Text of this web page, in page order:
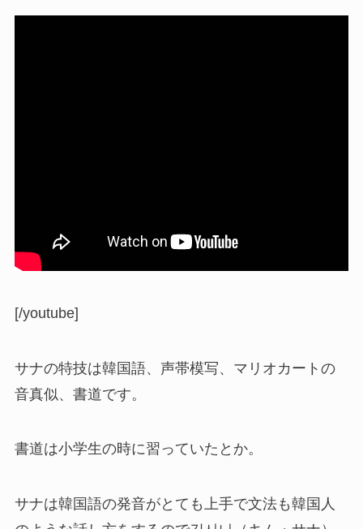
[/youtube]
サナの特技は韓国語、声帯模写、マリオカートの
音真似、書道です。
書道は小学生の時に習っていたとか。
サナは韓国語の発音がとても上手で文法も韓国人